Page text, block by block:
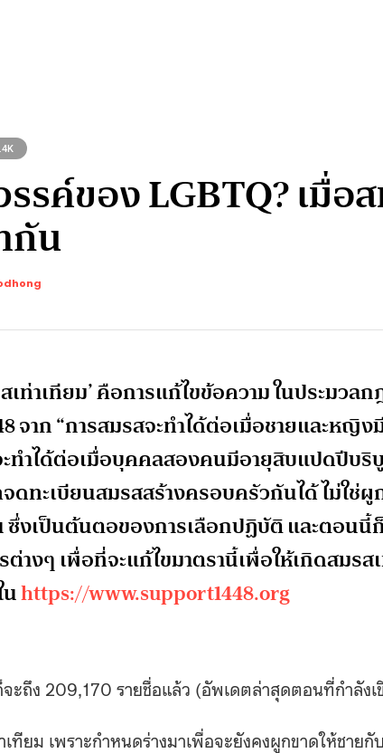
รค์ของ LGBTQ? เมื่อ
กัน
เท่าเทียม’ คือการแก้ไขข้อความ ในประมวล
จาก “การสมรสจะทําได้ต่อเมื่อชายและหญิ
ทําได้ต่อเมื่อบุคคลสองคนมีอายุสิบแปดปีบริ
ทะเบียนสมรสสร้างครอบครัวกันได้ ไม่ใช่ผู
งเป็นต้นตอของการเลือกปฏิบัติ และตอนนี้
างๆ เพื่อที่จะแก้ไขมาตรานี้เพื่อให้เกิดสมรส
https://www.support1448.org
จะถึง 209,170 รายชื่อแล้ว (อัพเดตล่าสุดตอนที่กำลัง
ยม เพราะกำหนดร่างมาเพื่อจะยังคงผูกขาดให้ชาย